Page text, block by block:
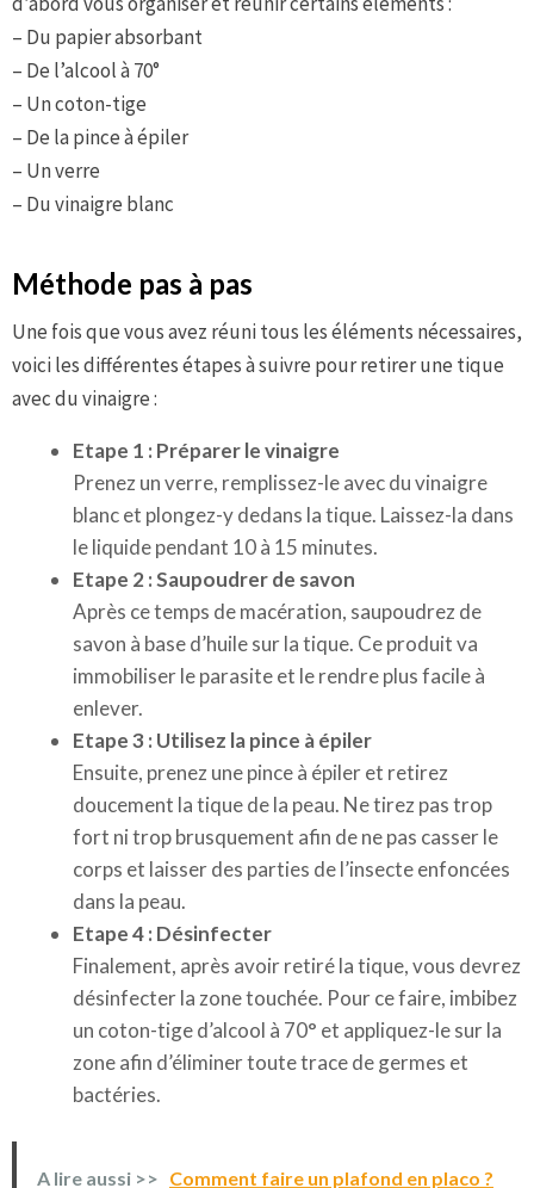
– Du papier absorbant
– De l’alcool à 70°
– Un coton-tige
– De la pince à épiler
– Un verre
– Du vinaigre blanc
Méthode pas à pas
Une fois que vous avez réuni tous les éléments nécessaires,
voici les différentes étapes à suivre pour retirer une tique
avec du vinaigre :
Etape 1 : Préparer le vinaigre
Prenez un verre, remplissez-le avec du vinaigre
blanc et plongez-y dedans la tique. Laissez-la dans
le liquide pendant 10 à 15 minutes.
Etape 2 : Saupoudrer de savon
Après ce temps de macération, saupoudrez de
savon à base d’huile sur la tique. Ce produit va
immobiliser le parasite et le rendre plus facile à
enlever.
Etape 3 : Utilisez la pince à épiler
Ensuite, prenez une pince à épiler et retirez
doucement la tique de la peau. Ne tirez pas trop
fort ni trop brusquement afin de ne pas casser le
corps et laisser des parties de l’insecte enfoncées
dans la peau.
Etape 4 : Désinfecter
Finalement, après avoir retiré la tique, vous devrez
désinfecter la zone touchée. Pour ce faire, imbibez
un coton-tige d’alcool à 70° et appliquez-le sur la
zone afin d’éliminer toute trace de germes et
bactéries.
A lire aussi >> Comment faire un plafond en placo ?